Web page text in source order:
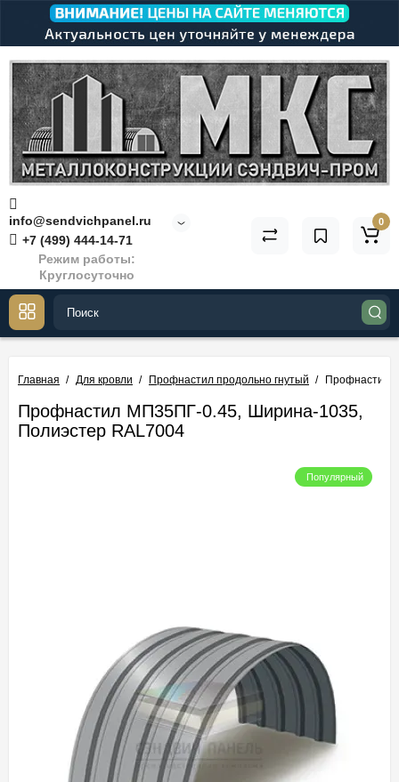
info@sendvichpanel.ru
+7 (499) 444-14-71
Режим работы:
Круглосуточно
0
Главная Для кровли Профнастил продольно гнутый Профнастил
Профнастил МП35ПГ-0.45, Ширина-1035,
Полиэстер RAL7004
Популярный